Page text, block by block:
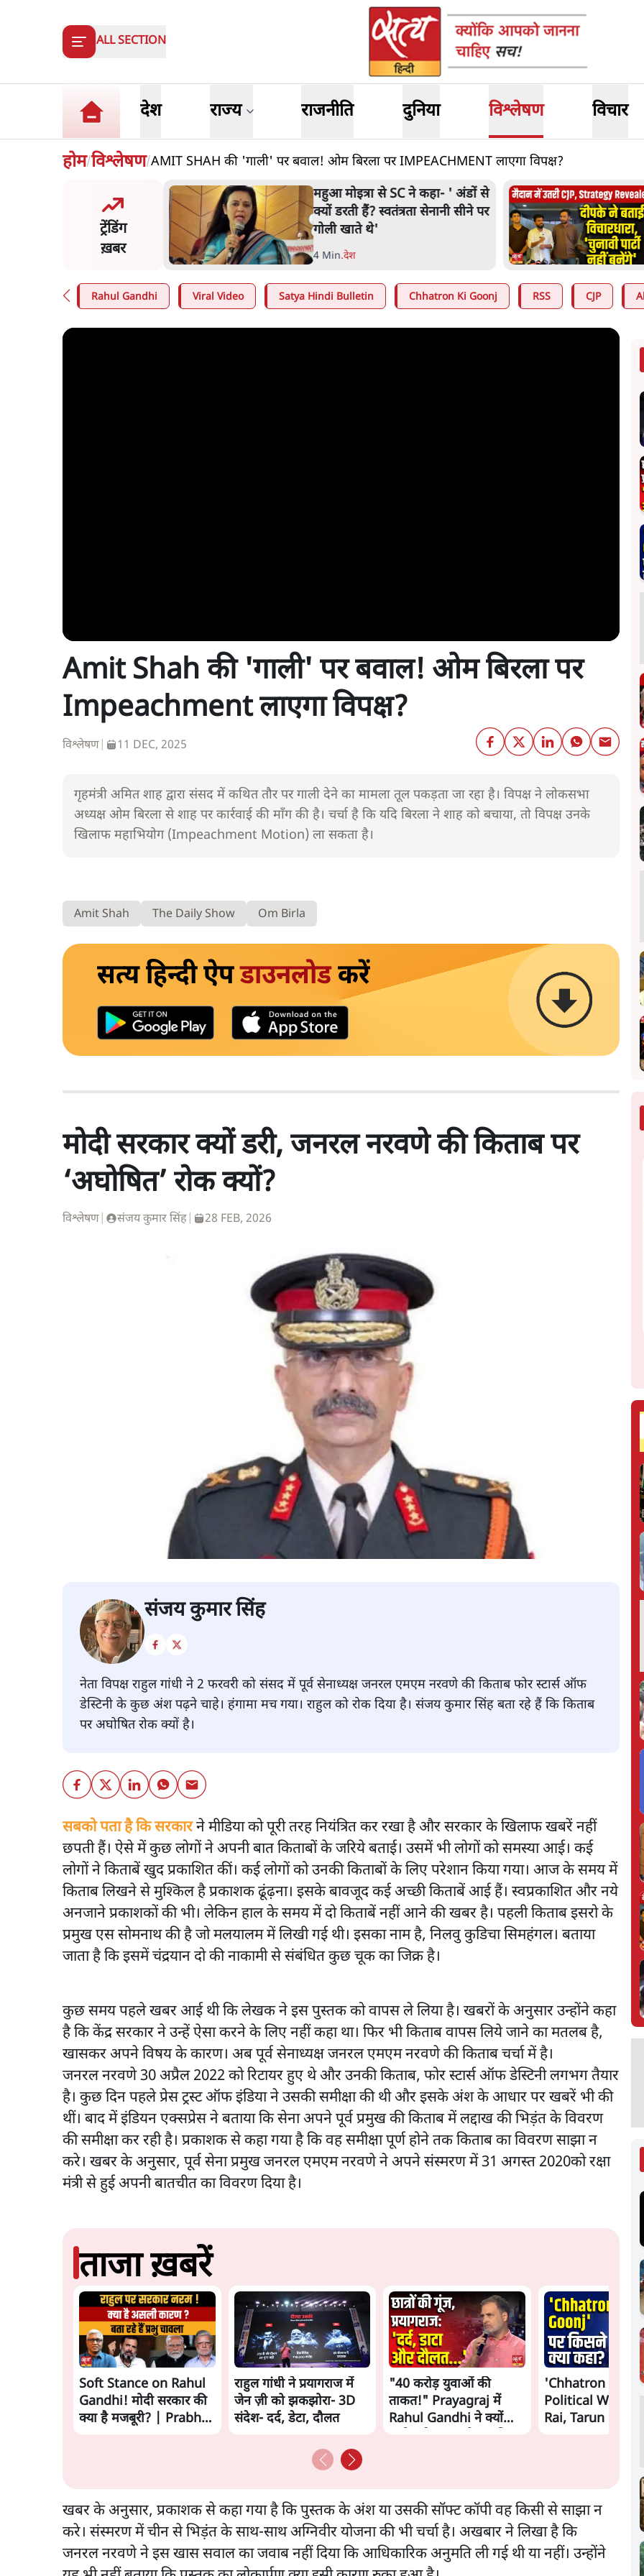
ALL SECTION
देश राज्य राजनीति दुनिया विश्लेषण विचार
होम/विश्लेषण/AMIT SHAH की 'गाली' पर बवाल! ओम बिरला पर IMPEACHMENT लाएगा विपक्ष?
ट्रेंडिंग
ख़बर
का माफीनामाः ये बहुत
महुआ मोइत्रा से SC ने कहा- ' अंडों से
क्यों डरती हैं? स्वतंत्रता सेनानी सीने पर
गोली खाते थे'
4 Min.देश
Rahul Gandhi Viral Video Satya Hindi Bulletin Chhatron Ki Goonj RSS CJP
Amit Shah की 'गाली' पर बवाल! ओम बिरला पर
Impeachment लाएगा विपक्ष?
विश्लेषण| 11 DEC, 2025
गृहमंत्री अमित शाह द्वारा संसद में कथित तौर पर गाली देने का मामला तूल पकड़ता जा रहा है। विपक्ष ने लोकसभा
अध्यक्ष ओम बिरला से शाह पर कार्रवाई की माँग की है। चर्चा है कि यदि बिरला ने शाह को बचाया, तो विपक्ष उनके
खिलाफ महाभियोग (Impeachment Motion) ला सकता है।
Amit Shah The Daily Show Om Birla
सत्य हिन्दी ऐपडाउनलोडकरें
मोदी सरकार क्यों डरी, जनरल नरवणे की किताब पर
‘अघोषित’ रोक क्यों?
विश्लेषण संजय कुमार सिंह 28 FEB, 2026
संजय कुमार सिंह
नेता विपक्ष राहुल गांधी ने 2 फरवरी को संसद में पूर्व सेनाध्यक्ष जनरल एमएम नरवणे की किताब फोर स्टार्स ऑफ
डेस्टिनी के कुछ अंश पढ़ने चाहे। हंगामा मच गया। राहुल को रोक दिया है। संजय कुमार सिंह बता रहे हैं कि किताब
पर अघोषित रोक क्यों है।
सबको पता है कि सरकारने मीडिया को पूरी तरह नियंत्रित कर रखा है और सरकार के खिलाफ खबरें नहीं
छपती हैं। ऐसे में कुछ लोगों ने अपनी बात किताबों के जरिये बताई। उसमें भी लोगों को समस्या आई। कई
लोगों ने किताबें खुद प्रकाशित कीं। कई लोगों को उनकी किताबों के लिए परेशान किया गया। आज के समय में
किताब लिखने से मुश्किल है प्रकाशक ढूंढ़ना। इसके बावजूद कई अच्छी किताबें आई हैं। स्वप्रकाशित और नये
अनजाने प्रकाशकों की भी। लेकिन हाल के समय में दो किताबें नहीं आने की खबर है। पहली किताब इसरो के
प्रमुख एस सोमनाथ की है जो मलयालम में लिखी गई थी। इसका नाम है, निलवु कुडिचा सिमहंगल। बताया
जाता है कि इसमें चंद्रयान दो की नाकामी से संबंधित कुछ चूक का जिक्र है।
कुछ समय पहले खबर आई थी कि लेखक ने इस पुस्तक को वापस ले लिया है। खबरों के अनुसार उन्होंने कहा
है कि केंद्र सरकार ने उन्हें ऐसा करने के लिए नहीं कहा था। फिर भी किताब वापस लिये जाने का मतलब है,
खासकर अपने विषय के कारण। अब पूर्व सेनाध्यक्ष जनरल एमएम नरवणे की किताब चर्चा में है।
जनरल नरवणे 30 अप्रैल 2022 को रिटायर हुए थे और उनकी किताब, फोर स्टार्स ऑफ डेस्टिनी लगभग तैयार
है। कुछ दिन पहले प्रेस ट्रस्ट ऑफ इंडिया ने उसकी समीक्षा की थी और इसके अंश के आधार पर खबरें भी की
थीं। बाद में इंडियन एक्सप्रेस ने बताया कि सेना अपने पूर्व प्रमुख की किताब में लद्दाख की भिड़ंत के विवरण
की समीक्षा कर रही है। प्रकाशक से कहा गया है कि वह समीक्षा पूर्ण होने तक किताब का विवरण साझा न
करे। खबर के अनुसार, पूर्व सेना प्रमुख जनरल एमएम नरवणे ने अपने संस्मरण में 31 अगस्त 2020को रक्षा
मंत्री से हुई अपनी बातचीत का विवरण दिया है।
ताजा ख़बरें
Soft Stance on Rahul
Gandhi! मोदी सरकार की
क्या है मजबूरी? | Prabhu
राहुल गांधी ने प्रयागराज में
जेन ज़ी को झकझोरा- 3D
संदेश- दर्द, डेटा, दौलत
"40 करोड़ युवाओं की
ताकत!" Prayagraj में
Rahul Gandhi ने क्यों
'Chhatron Ki
Political War!
Rai, Tarun Chugh
खबर के अनुसार, प्रकाशक से कहा गया है कि पुस्तक के अंश या उसकी सॉफ्ट कॉपी वह किसी से साझा न
करे। संस्मरण में चीन से भिड़ंत के साथ-साथ अग्निवीर योजना की भी चर्चा है। अखबार ने लिखा है कि
जनरल नरवणे ने इस खास सवाल का जवाब नहीं दिया कि आधिकारिक अनुमति ली गई थी या नहीं। उन्होंने